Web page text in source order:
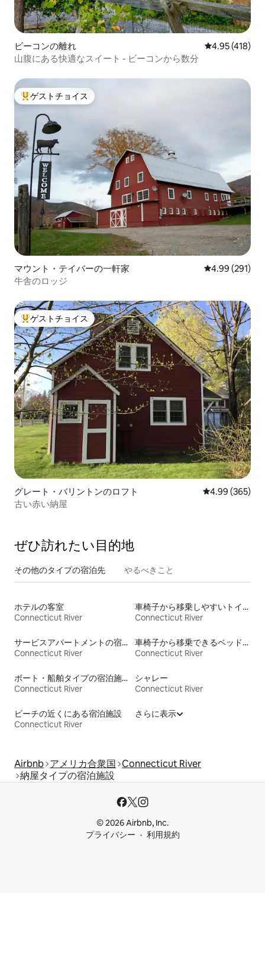
ビーコンの離れ レビュー418
4.95 (418)
山腹にある快適なスイート - ビーコンから数分
大好評のゲストチョイスです。
ゲストチョイス
マウント・テイバーの一軒家 レビュー291
4.99 (291)
牛舎のロッジ
大好評のゲストチョイスです。
ゲストチョイス
グレート・バリントンのロフト レビュー365
4.99 (365)
古い赤い納屋
ぜひ訪⁠れ⁠た⁠い目⁠的⁠地
その他のタ⁠イ⁠プ⁠の宿⁠泊⁠先 やるべきこと
ホテルの客室
Connecticut River
車椅子から移乗しやすいトイレ付きの宿泊施設
Connecticut River
サービスアパートメントの宿泊施設
Connecticut River
車椅子から移乗できるベッドがある宿泊施設
Connecticut River
ボート・船舶タイプの宿泊施設
Connecticut River
シャレー
Connecticut River
ビーチの近くにある宿泊施設
Connecticut River
さらに表示
Airbnb アメリカ合衆国 Connecticut River
納屋タイプの宿泊施設
© 2026 Airbnb, Inc.
プライバシー
利用規約